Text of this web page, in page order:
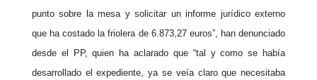
punto sobre la mesa y solicitar un informe jurídico externo
que ha costado la friolera de 6.873,27 euros”, han denunciado
desde el
PP, quien ha aclarado que “tal y como se había
desarrollado el expediente, ya se veía claro que necesitaba